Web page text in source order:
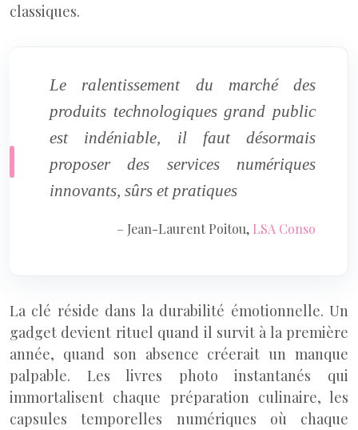
classiques.
Le ralentissement du marché des
produits technologiques grand public
est indéniable, il faut désormais
proposer des services numériques
innovants, sûrs et pratiques
– Jean-Laurent Poitou, LSA Conso
La clé réside dans la durabilité émotionnelle. Un
gadget devient rituel quand il survit à la première
année, quand son absence créerait un manque
palpable. Les livres photo instantanés qui
immortalisent chaque préparation culinaire, les
capsules temporelles numériques où chaque